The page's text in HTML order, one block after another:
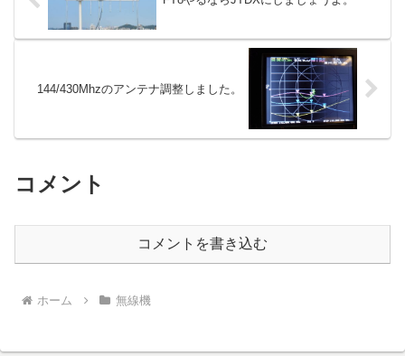
144/430Mhzのアンテナ調整しました。
コメント
コメントを書き込む
ホーム 無線機